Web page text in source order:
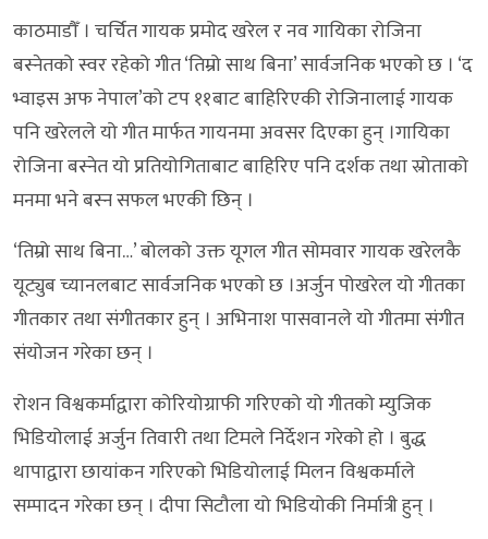
काठमाडौँ । चर्चित गायक प्रमोद खरेल र नव गायिका रोजिना
बस्नेतको स्वर रहेको गीत ‘तिम्रो साथ बिना’ सार्वजनिक भएको छ । ‘द
भ्वाइस अफ नेपाल’को टप ११बाट बाहिरिएकी रोजिनालाई गायक
पनि खरेलले यो गीत मार्फत गायनमा अवसर दिएका हुन् ।गायिका
रोजिना बस्नेत यो प्रतियोगिताबाट बाहिरिए पनि दर्शक तथा स्रोताको
मनमा भने बस्न सफल भएकी छिन् ।
‘तिम्रो साथ बिना…’ बोलको उक्त यूगल गीत सोमवार गायक खरेलकै
यूट्युब च्यानलबाट सार्वजनिक भएको छ ।अर्जुन पोखरेल यो गीतका
गीतकार तथा संगीतकार हुन् । अभिनाश पासवानले यो गीतमा संगीत
संयोजन गरेका छन् ।
रोशन विश्वकर्माद्वारा कोरियोग्राफी गरिएको यो गीतको म्युजिक
भिडियोलाई अर्जुन तिवारी तथा टिमले निर्देशन गरेको हो । बुद्ध
थापाद्वारा छायांकन गरिएको भिडियोलाई मिलन विश्वकर्माले
सम्पादन गरेका छन् । दीपा सिटौला यो भिडियोकी निर्मात्री हुन् ।